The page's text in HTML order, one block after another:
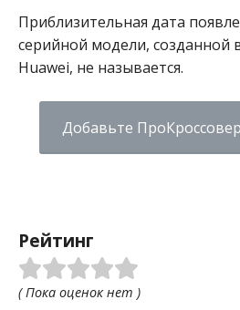
Приблизительная дата
серийной модели, созданной
Huawei, не называется.
Добавьте
Рейтинг
( Пока оценок нет )